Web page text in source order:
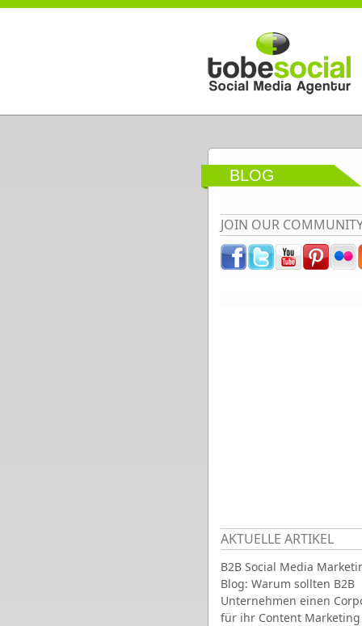
Direkt zum Inhalt
BLOG
JOIN OUR
AKTUELLE ARTIKEL
B2B Social Media
Blog: Warum sollten B2B
Unternehmen einen
für ihr Content Marketing